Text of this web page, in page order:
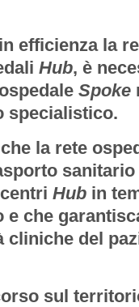
efficienza la
Hub, è
Spoke
specialistico.
la rete
Hub in
e che
cliniche del
sul